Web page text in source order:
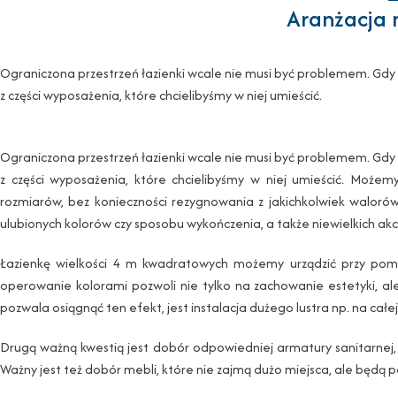
Aranżacja
Ograniczona przestrzeń łazienki wcale nie musi być problemem.
z części wyposażenia, które chcielibyśmy w niej umieścić.
Ograniczona przestrzeń łazienki wcale nie musi być problemem.
z części wyposażenia, które chcielibyśmy w niej umieścić.
rozmiarów, bez konieczności rezygnowania z jakichkolwiek
ulubionych kolorów czy sposobu wykończenia, a także niewielkich
Łazienkę wielkości 4 m kwadratowych możemy urządzić przy
operowanie kolorami pozwoli nie tylko na zachowanie estetyki,
pozwala osiągnąć ten efekt, jest instalacja dużego lustra np. na
Drugą ważną kwestią jest dobór odpowiedniej armatury
Ważny jest też dobór mebli, które nie zajmą dużo miejsca, ale będą